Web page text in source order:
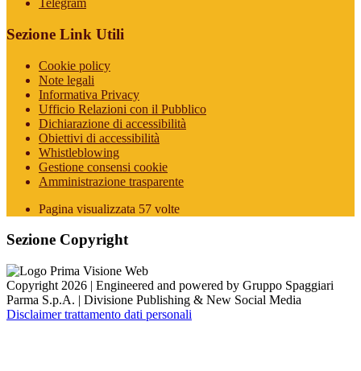
Telegram
Sezione Link Utili
Cookie policy
Note legali
Informativa Privacy
Ufficio Relazioni con il Pubblico
Dichiarazione di accessibilità
Obiettivi di accessibilità
Whistleblowing
Gestione consensi cookie
Amministrazione trasparente
Pagina visualizzata 57 volte
Sezione Copyright
Copyright 2026 | Engineered and powered by Gruppo Spaggiari
Parma S.p.A. | Divisione Publishing & New Social Media
Disclaimer trattamento dati personali